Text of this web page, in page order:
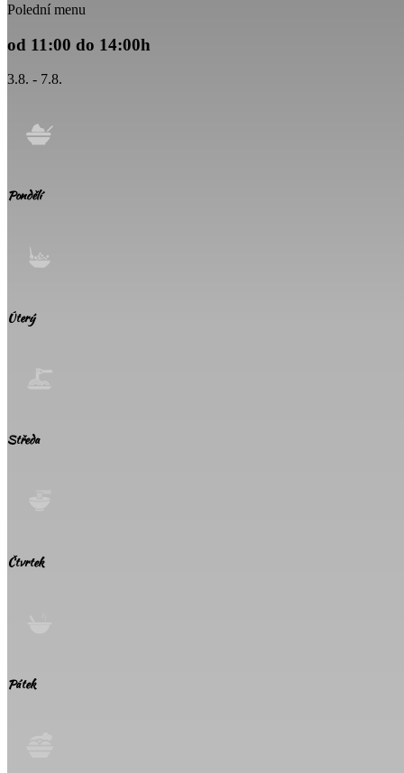
Polední menu
od 11:00 do 14:00h
3.8. - 7.8.
Pondělí
Úterý
Středa
Čtvrtek
Pátek